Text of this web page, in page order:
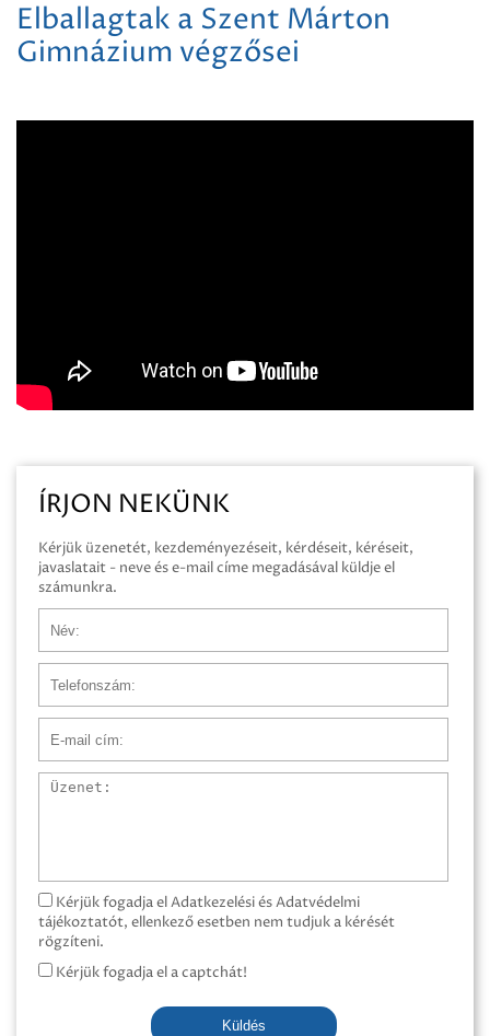
Elballagtak a Szent Márton
Gimnázium végzősei
ÍRJON NEKÜNK
Kérjük üzenetét, kezdeményezéseit, kérdéseit, kéréseit,
javaslatait - neve és e-mail címe megadásával küldje el
számunkra.
Üzenet
Kérjük fogadja el Adatkezelési és Adatvédelmi
tájékoztatót, ellenkező esetben nem tudjuk a kérését
rögzíteni.
Kérjük fogadja el a captchát!
Küldés